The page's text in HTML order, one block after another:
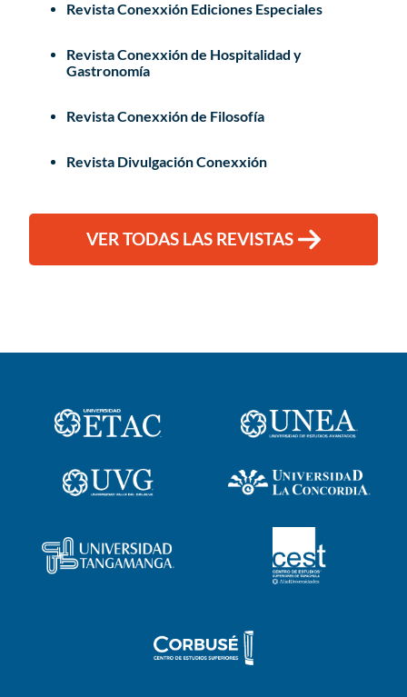
Revista Conexxión Ediciones Especiales
Revista Conexxión de Hospitalidad y
Gastronomía
Revista Conexxión de Filosofía
Revista Divulgación Conexxión
VER TODAS LAS REVISTAS